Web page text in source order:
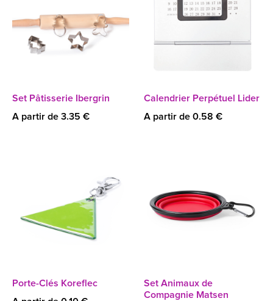
Set Pâtisserie Ibergrin
A partir de 3.35 €
Calendrier Perpétuel Lider
A partir de 0.58 €
Porte-Clés Koreflec
Set Animaux de
Compagnie Matsen